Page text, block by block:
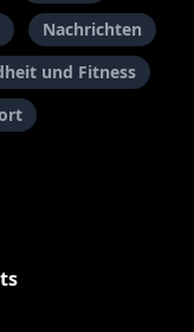
Nachrichten
und Fitness